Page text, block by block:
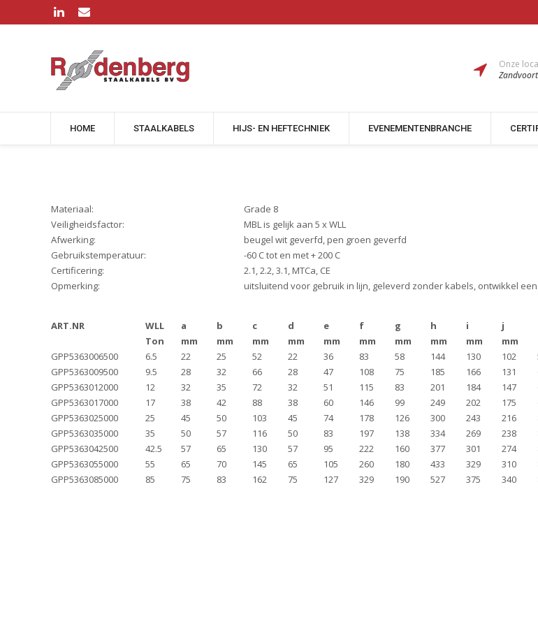
Onze
HOME STAALKABELS HIJS- EN HEFTECHNIEK EVENEMENTENBRANCHE
Materiaal:
Grade 8
Veiligheidsfactor:
MBL is gelijk aan 5 x WLL
Afwerking:
beugel wit geverfd, pen groen geverfd
Gebruikstemperatuur:
-60 C tot en met + 200 C
Certificering:
2.1, 2.2, 3.1, MTCa, CE
Opmerking:
uitsluitend voor gebruik in lijn, geleverd zonder kabels, ontwikkel
ART.NR WLL a b c d e f g h i j
Ton
mm mm mm mm mm mm mm mm mm mm
GPP5363006500
6.5 22 25 52 22 36 83 58 144 130 102
GPP5363009500
9.5 28 32 66 28 47 108 75 185 166 131
GPP5363012000
12 32 35 72 32 51 115 83 201 184 147
GPP5363017000
17 38 42 88 38 60 146 99 249 202 175
GPP5363025000
25 45 50 103 45 74 178 126 300 243 216
GPP5363035000
35 50 57 116 50 83 197 138 334 269 238
GPP5363042500
42.5 57 65 130 57 95 222 160 377 301 274
GPP5363055000
55 65 70 145 65 105 260 180 433 329 310
GPP5363085000
85 75 83 162 75 127 329 190 527 375 340